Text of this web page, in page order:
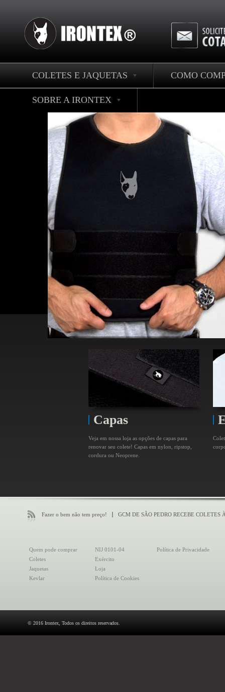
COLETES E JAQUETAS COMO
SOBRE A IRONTEX
Conheça
Capas
Veja em nossa loja as opções de capas para
renovar seu colete! Capas em nylon, ripstop,
cordura ou Neoprene.
Fazer o bem não tem preço! GCM DE SÃO PEDRO RECEBE COLETES
Quem pode comprar
Coletes
Jaquetas
Kevlar
NIJ 0101-04
Exército
Loja
Política de Cookies
Política de Privacidade
© 2016 Irontex, Todos os direitos reservados.